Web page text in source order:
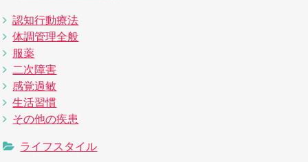
認知行動療法
体調管理全般
服薬
二次障害
感覚過敏
生活習慣
その他の疾患
ライフスタイル